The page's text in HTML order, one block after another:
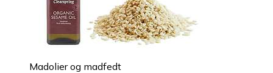
Madolier og madfedt